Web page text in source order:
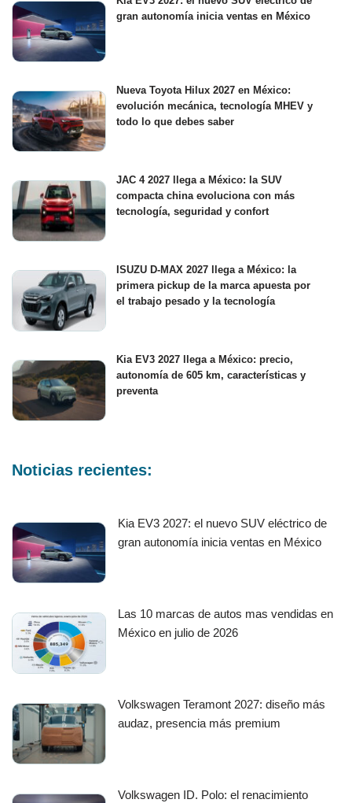
gran autonomía inicia ventas en México
Nueva Toyota Hilux 2027 en México:
evolución mecánica, tecnología MHEV y
todo lo que debes saber
JAC 4 2027 llega a México: la SUV
compacta china evoluciona con más
tecnología, seguridad y confort
ISUZU D-MAX 2027 llega a México: la
primera pickup de la marca apuesta por
el trabajo pesado y la tecnología
Kia EV3 2027 llega a México: precio,
autonomía de 605 km, características y
preventa
Noticias recientes:
Kia EV3 2027: el nuevo SUV eléctrico de
gran autonomía inicia ventas en México
Las 10 marcas de autos mas vendidas en
México en julio de 2026
Volkswagen Teramont 2027: diseño más
audaz, presencia más premium
Volkswagen ID. Polo: el renacimiento